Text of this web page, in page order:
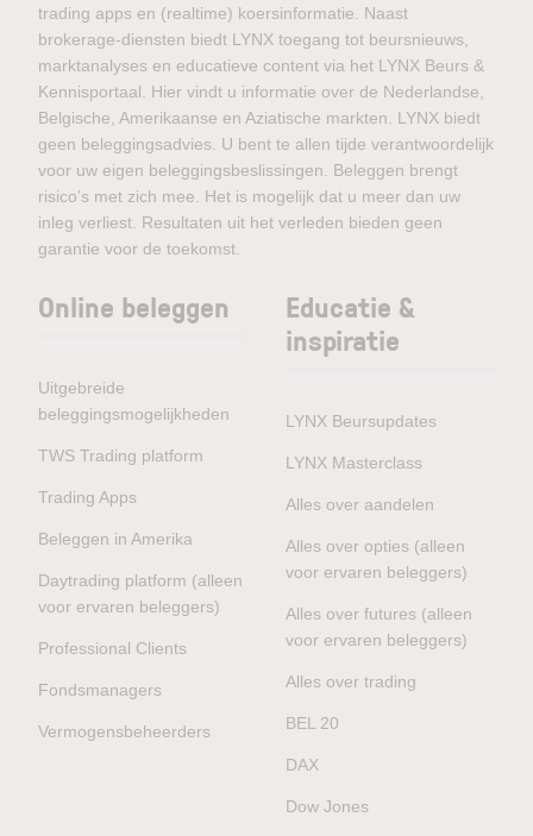
trading apps en (realtime) koersinformatie. Naast
brokerage-diensten biedt LYNX toegang tot beursnieuws,
marktanalyses en educatieve content via het LYNX Beurs &
Kennisportaal. Hier vindt u informatie over de Nederlandse,
Belgische, Amerikaanse en Aziatische markten. LYNX biedt
geen beleggingsadvies. U bent te allen tijde verantwoordelijk
voor uw eigen beleggingsbeslissingen. Beleggen brengt
risico’s met zich mee. Het is mogelijk dat u meer dan uw
inleg verliest. Resultaten uit het verleden bieden geen
garantie voor de toekomst.
Online beleggen
Uitgebreide
beleggingsmogelijkheden
TWS Trading platform
Trading Apps
Beleggen in Amerika
Daytrading platform (alleen
voor ervaren beleggers)
Professional Clients
Fondsmanagers
Vermogensbeheerders
Educatie &
inspiratie
LYNX Beursupdates
LYNX Masterclass
Alles over aandelen
Alles over opties (alleen
voor ervaren beleggers)
Alles over futures (alleen
voor ervaren beleggers)
Alles over trading
BEL 20
DAX
Dow Jones